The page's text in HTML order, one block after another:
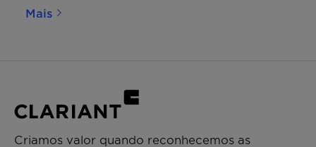
Mais
Criamos valor quando reconhecemos as